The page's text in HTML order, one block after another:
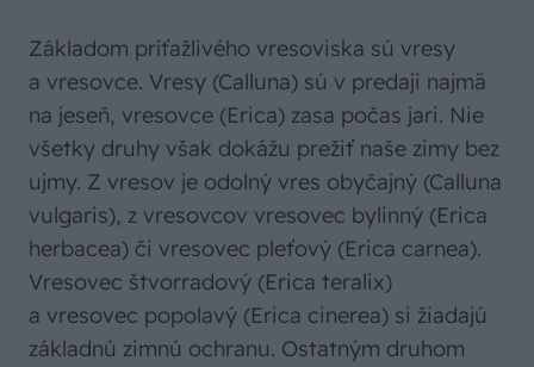
Základom príťažlivého vresoviska sú vresy
a vresovce. Vresy (Calluna) sú v predaji najmä
na jeseň, vresovce (Erica) zasa počas jari. Nie
všetky druhy však dokážu prežiť naše zimy bez
ujmy. Z vresov je odolný vres obyčajný (Calluna
vulgaris), z vresovcov vresovec bylinný (Erica
herbacea) či vresovec pleťový (Erica carnea).
Vresovec štvorradový (Erica teralix)
a vresovec popolavý (Erica cinerea) si žiadajú
základnú zimnú ochranu. Ostatným druhom